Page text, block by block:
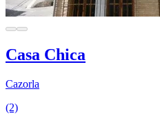
Casa Chica
Cazorla
(2)